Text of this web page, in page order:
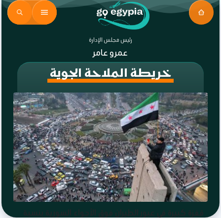
رئيس مجلس الإدارة
عمرو عامر
خريطة الملاحة الجوية
قفزة كبيرة في عبور الطيران فوق الأجواء السورية بنسبة